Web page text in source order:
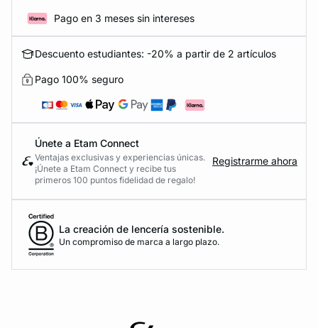
Pago en 3 meses sin intereses
Descuento estudiantes: -20% a partir de 2 artículos
Pago 100% seguro
Únete a Etam Connect
Ventajas exclusivas y experiencias únicas.
¡Únete a Etam Connect y recibe tus
primeros 100 puntos fidelidad de regalo!
Registrarme ahora
La creación de lencería sostenible.
Un compromiso de marca a largo plazo.